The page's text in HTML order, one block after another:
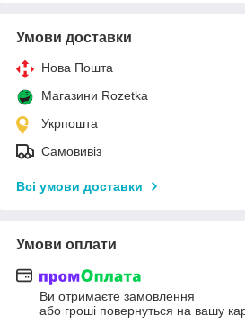
Умови доставки
Нова Пошта
Магазини Rozetka
Укрпошта
Самовивіз
Всі умови доставки
Умови оплати
Ви отримаєте замовлення
або гроші повернуться на вашу